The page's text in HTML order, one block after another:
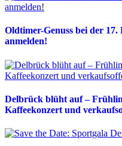
Oldtimer-Genuss bei der
anmelden!
Delbrück blüht auf –
Kaffeekonzert und